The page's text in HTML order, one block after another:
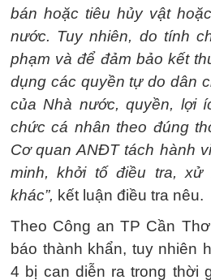
bán hoặc tiêu hủy vật
nước. Tuy nhiên, do tính
phạm và để đảm bảo kết
dụng các quyền tự do dân
của Nhà nước, quyền, lợi
chức cá nhân theo đúng
Cơ quan ANĐT tách hành
minh, khởi tố điều tra,
khác”, kết luận điều tra nêu.
Theo Công an TP Cần
báo thành khẩn, tuy nhiên
4 bị can diễn ra trong thời